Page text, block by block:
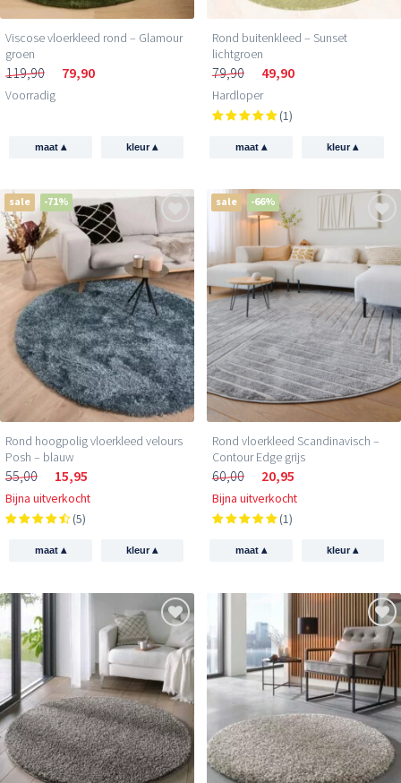
Viscose vloerkleed rond – Glamour
groen
119,90 79,90
Voorradig
maat ▴ kleur▴
Rond buitenkleed – Sunset
lichtgroen
79,90 49,90
Hardloper
(1)
maat ▴ kleur▴
sale -71%
Rond hoogpolig vloerkleed velours
Posh – blauw
55,00 15,95
Bijna uitverkocht
(5)
maat ▴ kleur▴
sale -66%
Rond vloerkleed Scandinavisch –
Contour Edge grijs
60,00 20,95
Bijna uitverkocht
(1)
maat ▴ kleur▴